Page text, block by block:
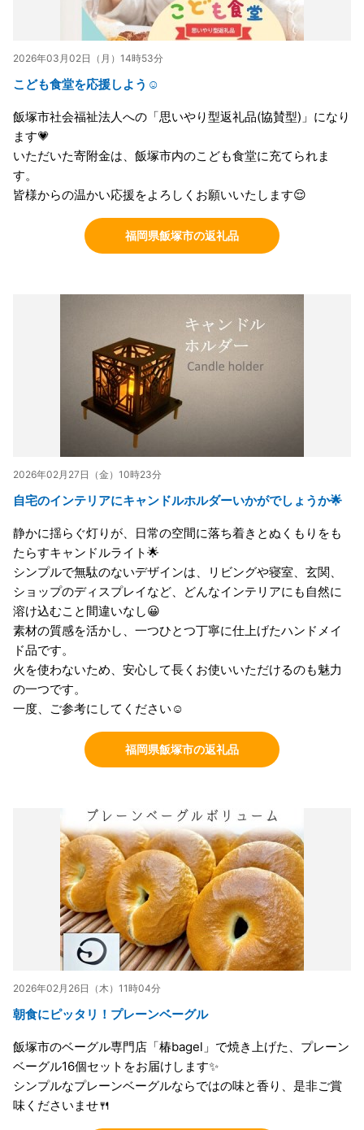
2026年03月02日（月）14時53分
こども食堂を応援しよう☺️
飯塚市社会福祉法人への「思いやり型返礼品(協賛型)」になり
ます💗
いただいた寄附金は、飯塚市内のこども食堂に充てられま
す。
皆様からの温かい応援をよろしくお願いいたします😌
福岡県飯塚市の返礼品
2026年02月27日（金）10時23分
自宅のインテリアにキャンドルホルダーいかがでしょうか🌟
静かに揺らぐ灯りが、日常の空間に落ち着きとぬくもりをも
たらすキャンドルライト🌟
シンプルで無駄のないデザインは、リビングや寝室、玄関、
ショップのディスプレイなど、どんなインテリアにも自然に
溶け込むこと間違いなし😀
素材の質感を活かし、一つひとつ丁寧に仕上げたハンドメイ
ド品です。
火を使わないため、安心して長くお使いいただけるのも魅力
の一つです。
一度、ご参考にしてください☺️
福岡県飯塚市の返礼品
2026年02月26日（木）11時04分
朝食にピッタリ！プレーンベーグル
飯塚市のベーグル専門店「椿bagel」で焼き上げた、プレーン
ベーグル16個セットをお届けします✨
シンプルなプレーンベーグルならではの味と香り、是非ご賞
味くださいませ🍴